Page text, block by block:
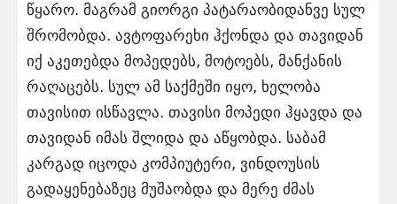
წყარო. მაგრამ გიორგი პატარაობიდანვე სულ
შრომობდა. ავტოფარეხი ჰქონდა და თავიდან
იქ აკეთებდა მოპედებს, მოტოებს, მანქანის
რაღაცებს. სულ ამ საქმეში იყო, ხელობა
თავისით ისწავლა. თავისი მოპედი ჰყავდა და
თავიდან იმას შლიდა და აწყობდა. საბამ
კარგად იცოდა კომპიუტერი, ვინდოუსის
გადაყენებაზეც მუშაობდა და მერე ძმას